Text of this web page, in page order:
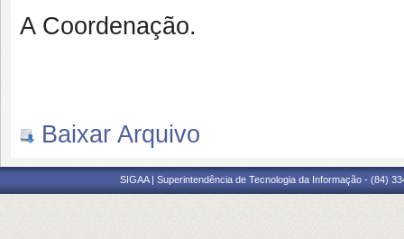
A Coordenação.
Baixar Arquivo
SIGAA | Superintendência de Tecnologia da Informação - (84)